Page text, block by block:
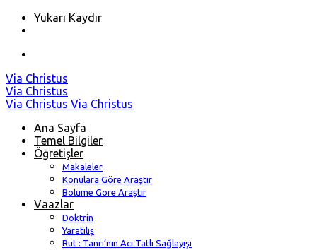
Yukarı Kaydır
Skip
to
content
Via Christus
Via Christus
Via Christus Via Christus
Ana Sayfa
Temel Bilgiler
Öğretişler
Makaleler
Konulara Göre Araştır
Bölüme Göre Araştır
Vaazlar
Doktrin
Yaratılış
Rut : Tanrı’nın Acı Tatlı Sağlayışı